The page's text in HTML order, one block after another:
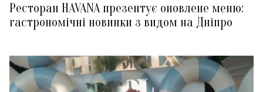
Ресторан HAVANA презентує оновлене меню:
гастрономічні новинки з видом на Дніпро